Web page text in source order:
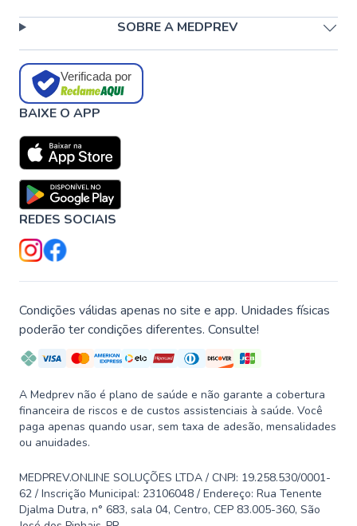
SOBRE A MEDPREV
Verificada por
BAIXE O APP
REDES SOCIAIS
Condições válidas apenas no site e app. Unidades físicas
poderão ter condições diferentes. Consulte!
A Medprev não é plano de saúde e não garante a cobertura
financeira de riscos e de custos assistenciais à saúde. Você
paga apenas quando usar, sem taxa de adesão, mensalidades
ou anuidades.
MEDPREV.ONLINE SOLUÇÕES LTDA / CNPJ: 19.258.530/0001-
62 / Inscrição Municipal: 23106048 / Endereço: Rua Tenente
Djalma Dutra, n° 683, sala 04, Centro, CEP 83.005-360, São